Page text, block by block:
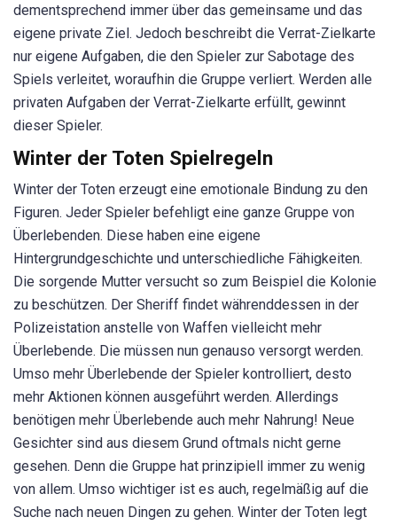
dementsprechend immer über das gemeinsame und das
eigene private Ziel. Jedoch beschreibt die Verrat-Zielkarte
nur eigene Aufgaben, die den Spieler zur Sabotage des
Spiels verleitet, woraufhin die Gruppe verliert. Werden alle
privaten Aufgaben der Verrat-Zielkarte erfüllt, gewinnt
dieser Spieler.
Winter der Toten Spielregeln
Winter der Toten erzeugt eine emotionale Bindung zu den
Figuren. Jeder Spieler befehligt eine ganze Gruppe von
Überlebenden. Diese haben eine eigene
Hintergrundgeschichte und unterschiedliche Fähigkeiten.
Die sorgende Mutter versucht so zum Beispiel die Kolonie
zu beschützen. Der Sheriff findet währenddessen in der
Polizeistation anstelle von Waffen vielleicht mehr
Überlebende. Die müssen nun genauso versorgt werden.
Umso mehr Überlebende der Spieler kontrolliert, desto
mehr Aktionen können ausgeführt werden. Allerdings
benötigen mehr Überlebende auch mehr Nahrung! Neue
Gesichter sind aus diesem Grund oftmals nicht gerne
gesehen. Denn die Gruppe hat prinzipiell immer zu wenig
von allem. Umso wichtiger ist es auch, regelmäßig auf die
Suche nach neuen Dingen zu gehen. Winter der Toten legt